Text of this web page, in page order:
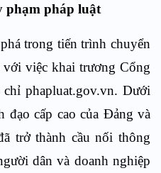
phạm pháp luật
trong tiến trình chuyển
việc khai trương Cổng
phapluat.gov.vn. Dưới
đạo cấp cao của Đảng và
trở thành cầu nối thông
dân và doanh nghiệp